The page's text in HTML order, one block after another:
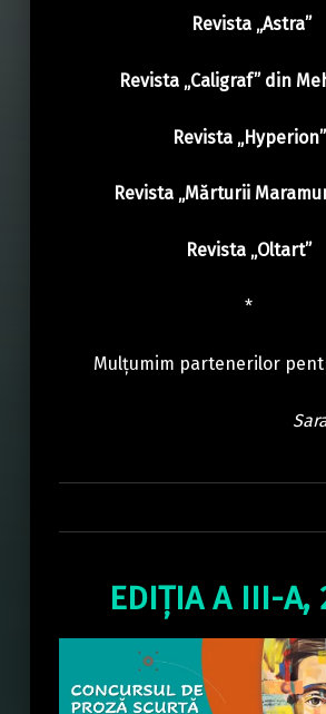
Revista „Astra”
Revista „Caligraf” din
Revista „Hyperion”
Revista „Mărturii
Revista „Oltart”
*
Mulțumim partenerilor
EDIȚIA A III-A,